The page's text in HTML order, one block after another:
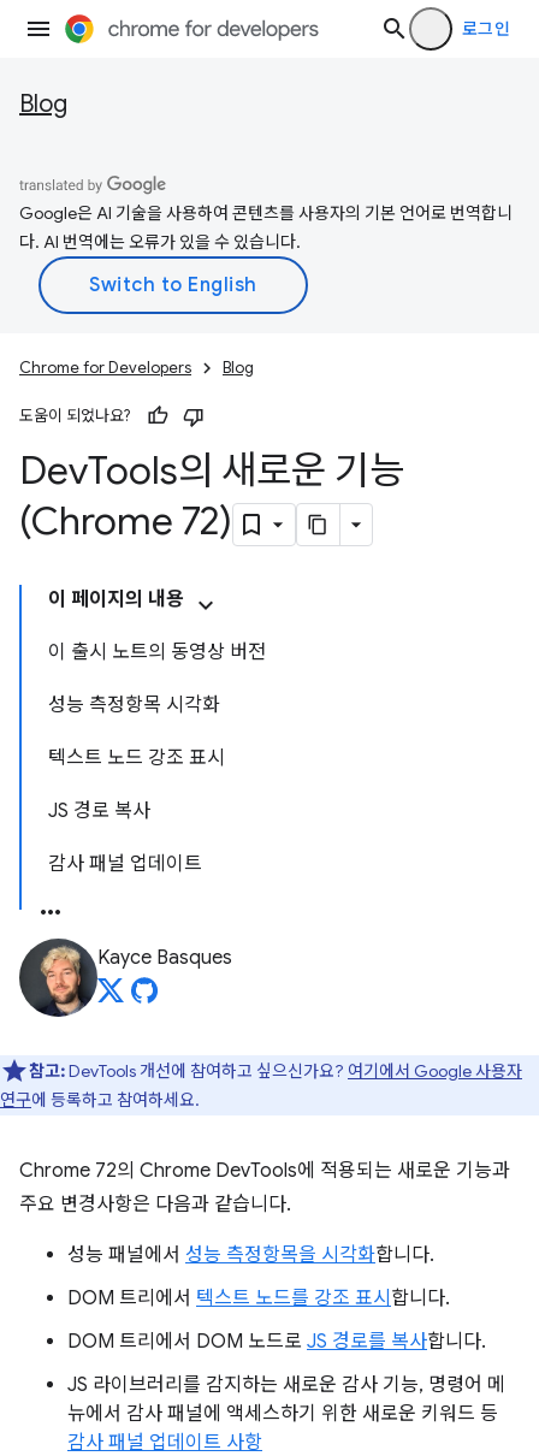
로그인
Blog
Google은 AI 기술을 사용하여 콘텐츠를 사용자의 기본 언어로 번역합니
다. AI 번역에는 오류가 있을 수 있습니다.
Chrome for Developers Blog
도움이 되었나요?
DevTools의 새로운 기능
(Chrome 72)
이 페이지의 내용
이 출시 노트의 동영상 버전
성능 측정항목 시각화
텍스트 노드 강조 표시
JS 경로 복사
감사 패널 업데이트
Kayce Basques
참고:DevTools 개선에 참여하고 싶으신가요? 여기에서 Google 사용자
연구에 등록하고 참여하세요.
Chrome 72의 Chrome DevTools에 적용되는 새로운 기능과
주요 변경사항은 다음과 같습니다.
성능 패널에서 성능 측정항목을 시각화합니다.
DOM 트리에서 텍스트 노드를 강조 표시 합니다.
DOM 트리에서 DOM 노드로 JS 경로를 복사합니다.
JS 라이브러리를 감지하는 새로운 감사 기능, 명령어 메
뉴에서 감사 패널에 액세스하기 위한 새로운 키워드 등
감사 패널 업데이트 사항